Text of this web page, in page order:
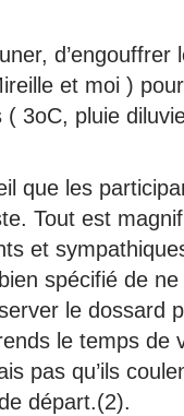
d’engouffrer
et moi )
3oC, pluie
que les
Tout est
et
spécifié de
le dossard
le temps de
pas qu’ils
départ.(2).